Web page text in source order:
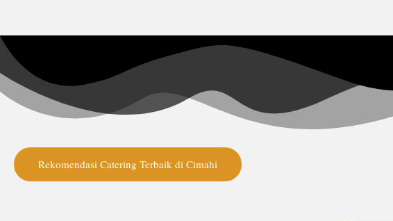
Rekomendasi Catering Terbaik di Cimahi